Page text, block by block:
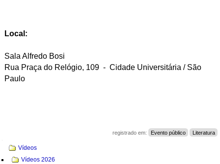
Local:
Sala Alfredo Bosi
Rua Praça do Relógio, 109 - Cidade Universitária / São
Paulo
registrado em: Evento público Literatura
Navegação
Vídeos
Vídeos 2026